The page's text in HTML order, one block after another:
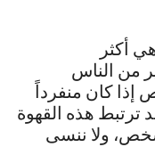
أكثر
من الناس
إذا كان منفرداً
ترتبط هذه القهوة
ولا ننسى